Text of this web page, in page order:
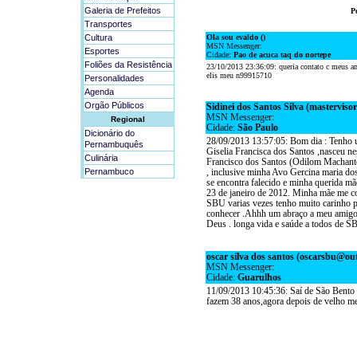
Galeria de Prefeitos
Transportes
Cultura
Esportes
Foliões da Resistência
Personalidades
Agenda
Orgão Públicos
Regional
Dicionário do
Pernambuquês
Culinária
Pernambuco